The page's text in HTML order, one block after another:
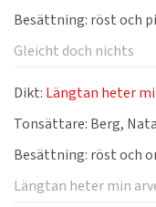
Besättning: röst och
Gleicht doch nichts
Dikt: Längtan heter
Tonsättare: Berg,
Besättning: röst och
Längtan heter min